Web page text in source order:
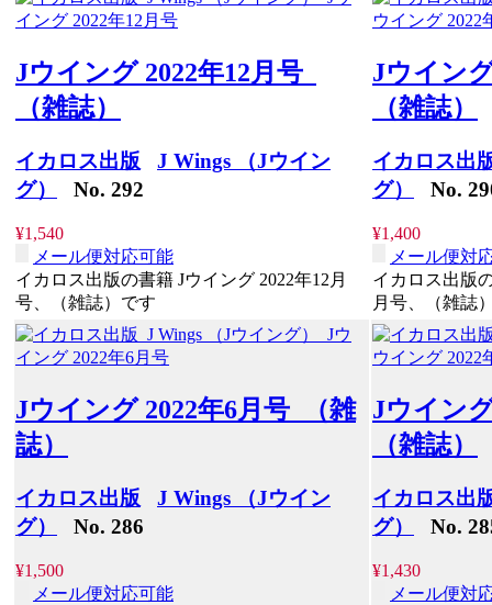
Jウイング 2022年12月号
（雑誌）
イカロス出版
J Wings （Jウイン
グ）
No. 292
¥1,540
メール便対応可能
イカロス出版の書籍 Jウイング 2022年12月
号、（雑誌）です
Jウイン
（雑誌）
イカロス出
グ）
No.
¥1,400
メール便対
イカロス出版
月号、（雑誌
Jウイング 2022年6月号 （雑
誌）
イカロス出版
J Wings （Jウイン
グ）
No. 286
¥1,500
メール便対応可能
Jウイン
（雑誌）
イカロス出
グ）
No.
¥1,430
メール便対